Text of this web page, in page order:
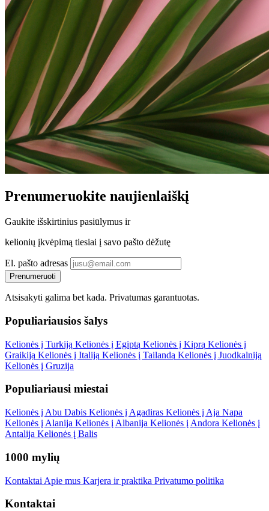
Prenumeruokite naujienlaiškį
Gaukite išskirtinius pasiūlymus ir
kelionių įkvėpimą tiesiai į savo pašto dėžutę
El. pašto adresas
Prenumeruoti
Atsisakyti galima bet kada. Privatumas garantuotas.
Populiariausios šalys
Kelionės į Turkiją Kelionės į Egiptą Kelionės į Kiprą Kelionės į
Graikiją Kelionės į Italiją Kelionės į Tailandą Kelionės į Juodkalniją
Kelionės į Gruzija
Populiariausi miestai
Kelionės į Abu Dabis Kelionės į Agadiras Kelionės į Aja Napa
Kelionės į Alanija Kelionės į Albanija Kelionės į Andora Kelionės į
Antalija Kelionės į Balis
1000 mylių
Kontaktai Apie mus Karjera ir praktika Privatumo politika
Kontaktai